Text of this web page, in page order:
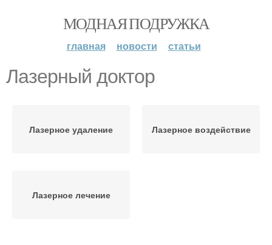
МОДНАЯ ПОДРУЖКА
главная новости статьи
Лазерный доктор
Лазерное удаление Лазерное воздействие
Лазерное лечение